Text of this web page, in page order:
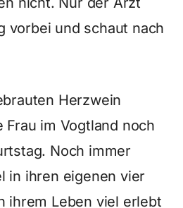
vorbei und schaut nach
Herzwein
im Vogtland noch
Noch immer
in ihren eigenen vier
ihrem Leben viel erlebt